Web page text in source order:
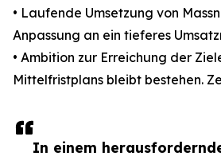
In einem
• Laufende Umsetzung von
Anpassung an ein tieferes
• Ambition zur Erreichung der
Mittelfristplans bleibt bestehen.